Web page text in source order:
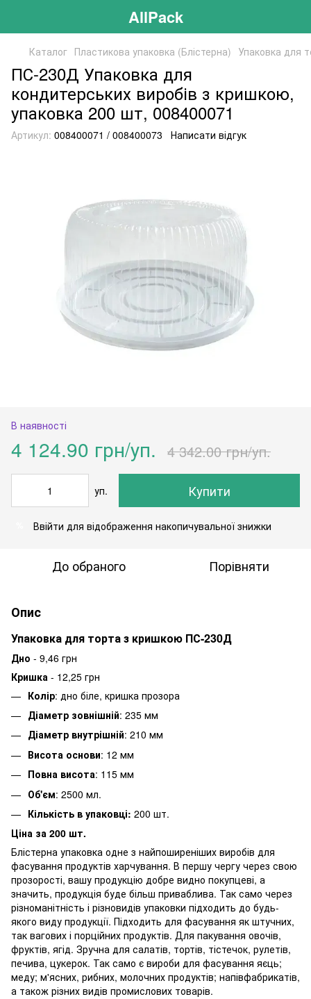
AllPack
Каталог Пластикова упаковка (Блістерна) Упаковка для
ПС-230Д Упаковка для
кондитерських виробів з кришкою,
упаковка 200 шт, 008400071
Артикул: 008400071 / 008400073 Написати відгук
В наявності
4 124.90 грн/уп. 4 342.00 грн/уп.
уп. Купити
Ввійти для відображення накопичувальної знижки
До обраного Порівняти
Опис
Упаковка для торта з кришкою ПС-230Д
Дно - 9,46 грн
Кришка - 12,25 грн
Колір: дно біле, кришка прозора
Діаметр зовнішній: 235 мм
Діаметр внутрішній: 210 мм
Висота основи: 12 мм
Повна висота: 115 мм
Об'єм: 2500 мл.
Кількість в упаковці: 200 шт.
Ціна за 200 шт.
Блістерна упаковка одне з найпоширеніших виробів для
фасування продуктів харчування. В першу чергу через свою
прозорості, вашу продукцію добре видно покупцеві, а
значить, продукція буде більш приваблива. Так само через
різноманітність і різновидів упаковки підходить до будь-
якого виду продукції. Підходить для фасування як штучних,
так вагових і порційних продуктів. Для пакування овочів,
фруктів, ягід. Зручна для салатів, тортів, тістечок, рулетів,
печива, цукерок. Так само є вироби для фасування яєць;
меду; м'ясних, рибних, молочних продуктів; напівфабрикатів,
а також різних видів промислових товарів.